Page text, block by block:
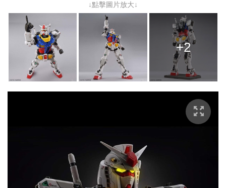
↓點擊圖片放大↓
+2